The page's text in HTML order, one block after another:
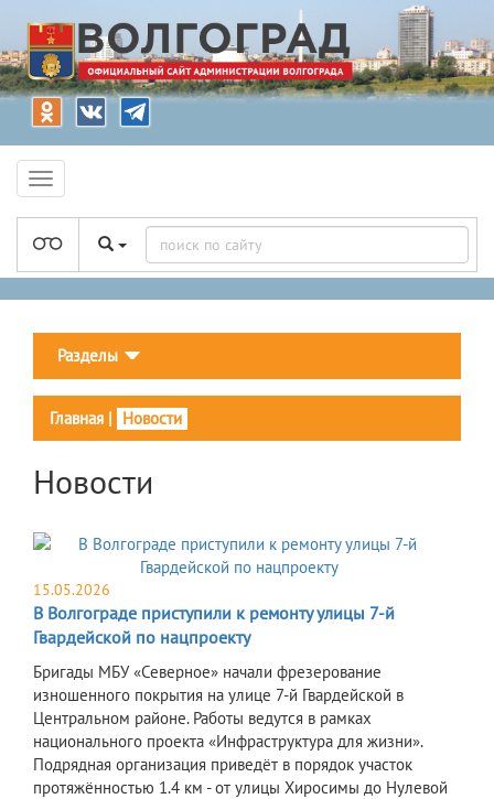
Разделы
Главная | Новости
Новости
15.05.2026
В Волгограде приступили к ремонту улицы 7-й
Гвардейской по нацпроекту
Бригады МБУ «Северное» начали фрезерование
изношенного покрытия на улице 7-й Гвардейской в
Центральном районе. Работы ведутся в рамках
национального проекта «Инфраструктура для жизни».
Подрядная организация приведёт в порядок участок
протяжённостью 1.4 км - от улицы Хиросимы до Нулевой